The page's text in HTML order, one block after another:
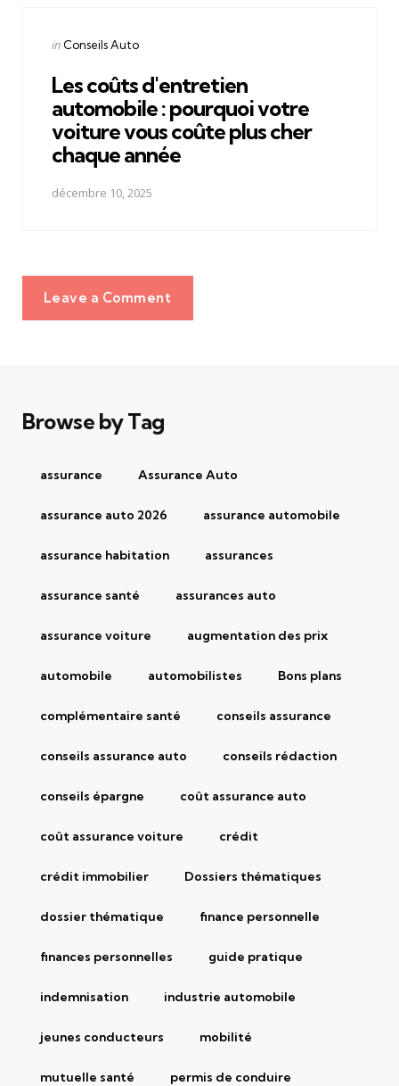
Posted
in Conseils Auto
Les coûts d'entretien
automobile : pourquoi votre
voiture vous coûte plus cher
chaque année
décembre 10, 2025
Leave a Comment
Browse by Tag
assurance Assurance Auto
assurance auto 2026 assurance automobile
assurance habitation assurances
assurance santé assurances auto
assurance voiture augmentation des prix
automobile automobilistes Bons plans
complémentaire santé conseils assurance
conseils assurance auto conseils rédaction
conseils épargne coût assurance auto
coût assurance voiture crédit
crédit immobilier Dossiers thématiques
dossier thématique finance personnelle
finances personnelles guide pratique
indemnisation industrie automobile
jeunes conducteurs mobilité
mutuelle santé permis de conduire